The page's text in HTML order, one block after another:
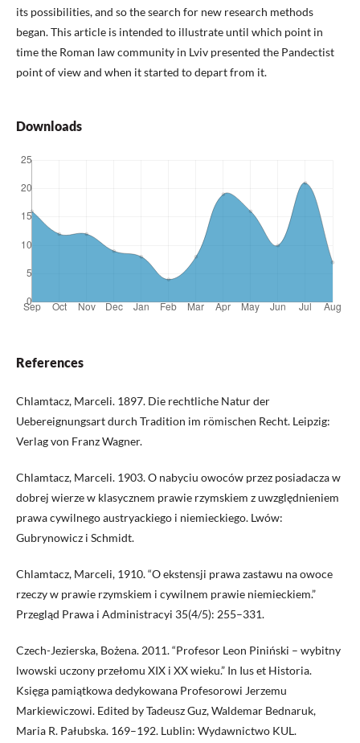
its possibilities, and so the search for new research methods
began. This article is intended to illustrate until which point in
time the Roman law community in Lviv presented the Pandectist
point of view and when it started to depart from it.
Downloads
References
Chlamtacz, Marceli. 1897. Die rechtliche Natur der
Uebereignungsart durch Tradition im römischen Recht. Leipzig:
Verlag von Franz Wagner.
Chlamtacz, Marceli. 1903. O nabyciu owoców przez posiadacza w
dobrej wierze w klasycznem prawie rzymskiem z uwzględnieniem
prawa cywilnego austryackiego i niemieckiego. Lwów:
Gubrynowicz i Schmidt.
Chlamtacz, Marceli, 1910. “O ekstensji prawa zastawu na owoce
rzeczy w prawie rzymskiem i cywilnem prawie niemieckiem.”
Przegląd Prawa i Administracyi 35(4/5): 255–331.
Czech-Jezierska, Bożena. 2011. “Profesor Leon Piniński – wybitny
lwowski uczony przełomu XIX i XX wieku.” In Ius et Historia.
Księga pamiątkowa dedykowana Profesorowi Jerzemu
Markiewiczowi. Edited by Tadeusz Guz, Waldemar Bednaruk,
Maria R. Pałubska. 169–192. Lublin: Wydawnictwo KUL.